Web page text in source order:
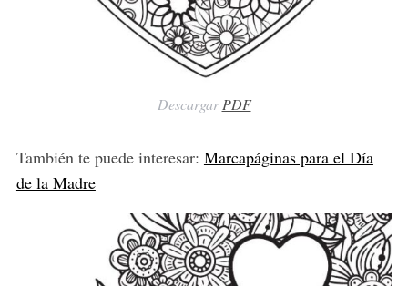
DescargarPDF
También te puede interesar: Marcapáginas para el Día
de la Madre